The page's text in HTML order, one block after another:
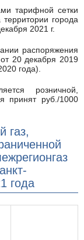
города
2021 г.
20 декабря 2019
года).
принят руб./1000
газ,
года